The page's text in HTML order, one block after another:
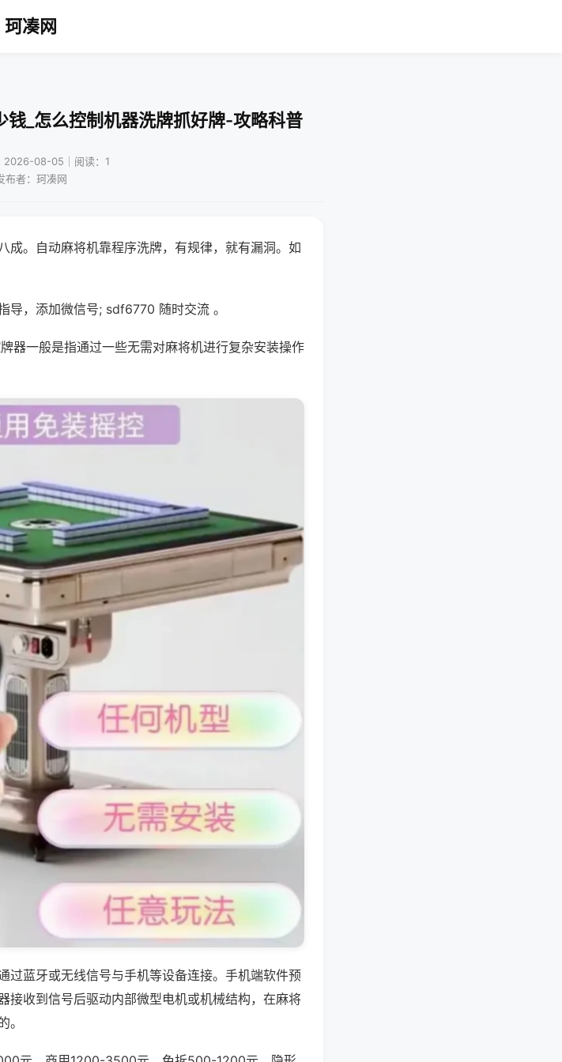
珂凑网
_怎么控制机器洗牌抓好牌-攻略科普
2026-08-05｜阅读：1
布者：珂凑网
成。自动麻将机靠程序洗牌，有规律，就有漏洞。如
导，添加微信号; sdf6770 随时交流 。
器一般是指通过一些无需对麻将机进行复杂安装操作
过蓝牙或无线信号与手机等设备连接。手机端软件预
接收到信号后驱动内部微型电机或机械结构，在麻将
。